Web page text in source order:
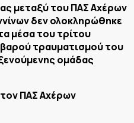
μεταξύ του ΠΑΣ Αχέρων
δεν ολοκληρώθηκε
μέσα του τρίτου
τραυματισμού του
ομάδας
ΠΑΣ Αχέρων